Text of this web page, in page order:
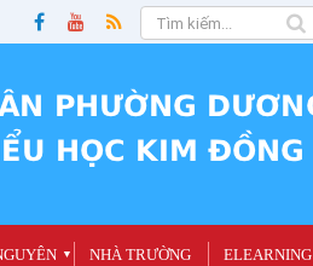
▼ NHÀ TRƯỜNG ELEARNING